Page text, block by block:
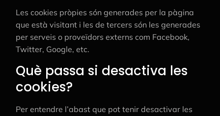
Les cookies pròpies són generades per la pàgina
que està visitant i les de tercers són les generades
per serveis o proveïdors externs com Facebook,
Twitter, Google, etc.
Què passa si desactiva les
cookies?
Per entendre l’abast que pot tenir desactivar les